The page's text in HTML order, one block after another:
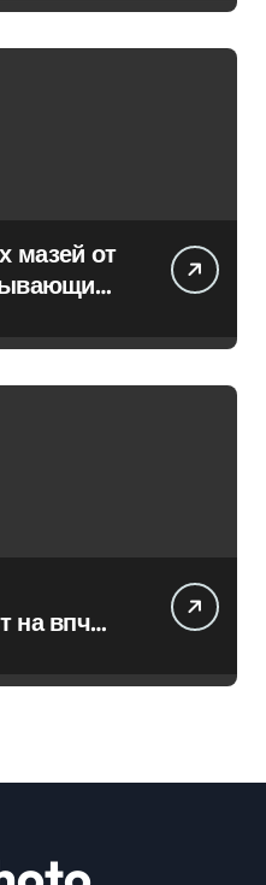
мазей от
на впч